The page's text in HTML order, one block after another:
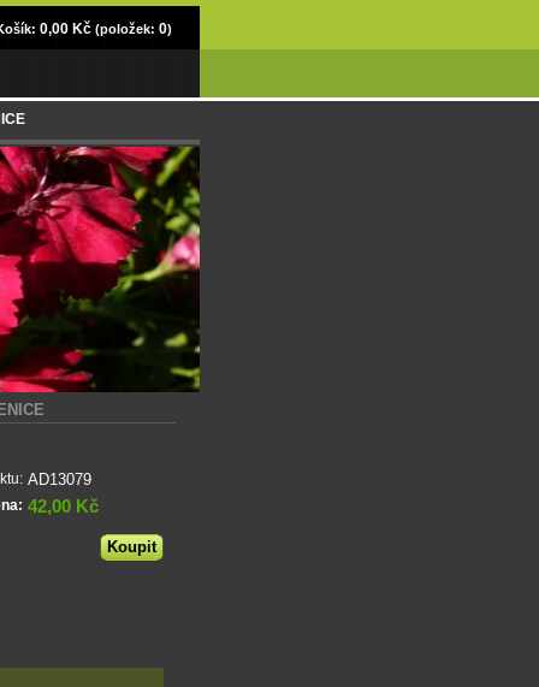
0,00 Kč (položek: 0)
AD13079
42,00 Kč